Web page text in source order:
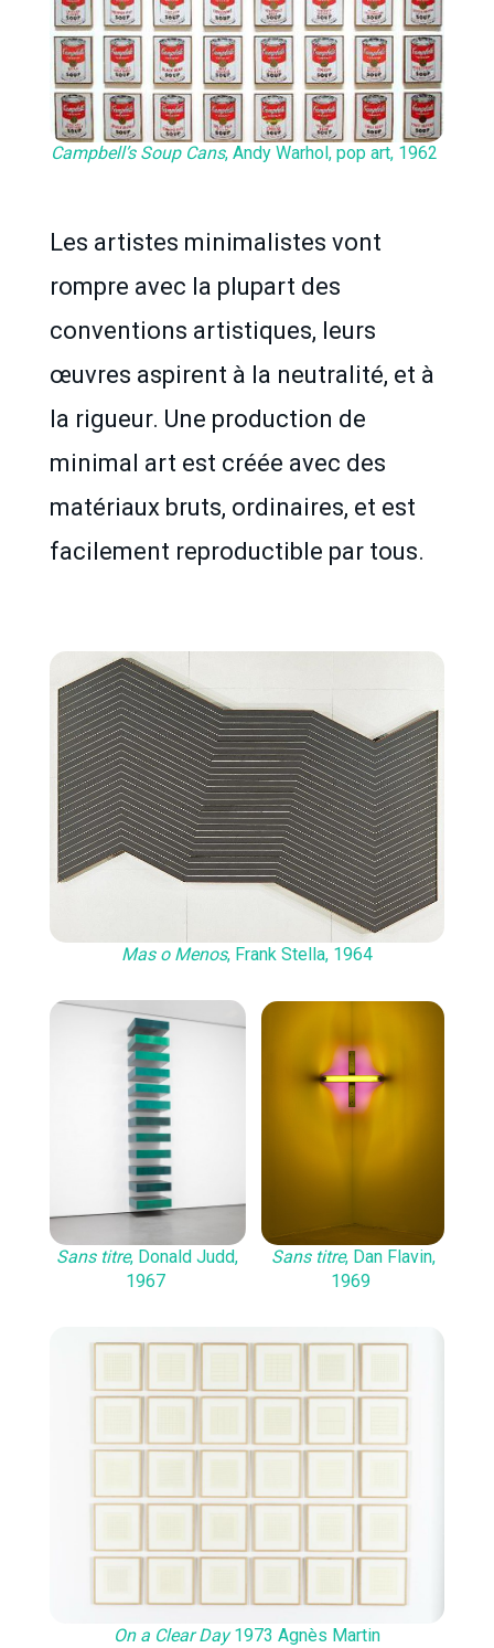
Campbell’s Soup Cans, Andy Warhol, pop art, 1962
Les artistes minimalistes vont
rompre avec la plupart des
conventions artistiques, leurs
œuvres aspirent à la neutralité, et à
la rigueur. Une production de
minimal art est créée avec des
matériaux bruts, ordinaires, et est
facilement reproductible par tous.
Mas o Menos, Frank Stella, 1964
Sans titre, Donald Judd,
1967
Sans titre, Dan Flavin,
1969
On a Clear Day1973 Agnès Martin